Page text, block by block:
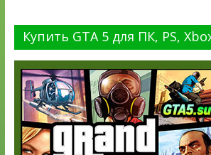
Купить GTA 5 для ПК, PS,